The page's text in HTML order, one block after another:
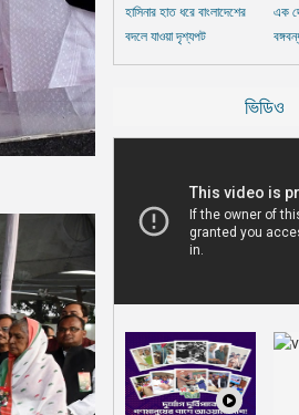
হাসিনার হাত ধরে বাংলাদেশের
বদলে যাওয়া দৃশ্যপট
এক
ভিডিও